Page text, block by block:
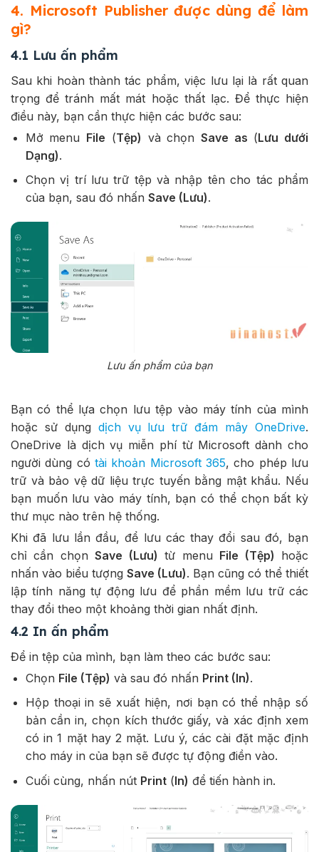
4. Microsoft Publisher được dùng để làm
gì?
4.1 Lưu ấn phẩm
Sau khi hoàn thành tác phẩm, việc lưu lại là rất quan
trọng để tránh mất mát hoặc thất lạc. Để thực hiện
điều này, bạn cần thực hiện các bước sau:
Mở menu File (Tệp) và chọn Save as (Lưu dưới
Dạng).
Chọn vị trí lưu trữ tệp và nhập tên cho tác phẩm
của bạn, sau đó nhấn Save (Lưu).
Lưu ấn phẩm của bạn
Bạn có thể lựa chọn lưu tệp vào máy tính của mình
hoặc sử dụng dịch vụ lưu trữ đám mây OneDrive.
OneDrive là dịch vụ miễn phí từ Microsoft dành cho
người dùng có tài khoản Microsoft 365, cho phép lưu
trữ và bảo vệ dữ liệu trực tuyến bằng mật khẩu. Nếu
bạn muốn lưu vào máy tính, bạn có thể chọn bất kỳ
thư mục nào trên hệ thống.
Khi đã lưu lần đầu, để lưu các thay đổi sau đó, bạn
chỉ cần chọnSave (Lưu) từ menu File (Tệp) hoặc
nhấn vào biểu tượng Save (Lưu). Bạn cũng có thể thiết
lập tính năng tự động lưu để phần mềm lưu trữ các
thay đổi theo một khoảng thời gian nhất định.
4.2 In ấn phẩm
Để in tệp của mình, bạn làm theo các bước sau:
Chọn File (Tệp) và sau đó nhấn Print (In).
Hộp thoại in sẽ xuất hiện, nơi bạn có thể nhập số
bản cần in, chọn kích thước giấy, và xác định xem
có in 1 mặt hay 2 mặt. Lưu ý, các cài đặt mặc định
cho máy in của bạn sẽ được tự động điền vào.
Cuối cùng, nhấn nút Print(In) để tiến hành in.